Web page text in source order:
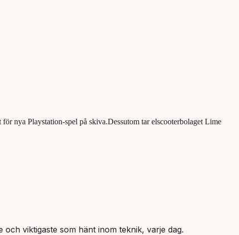
nya Playstation-spel på skiva.Dessutom tar elscooterbolaget Lime
viktigaste som hänt inom teknik, varje dag.